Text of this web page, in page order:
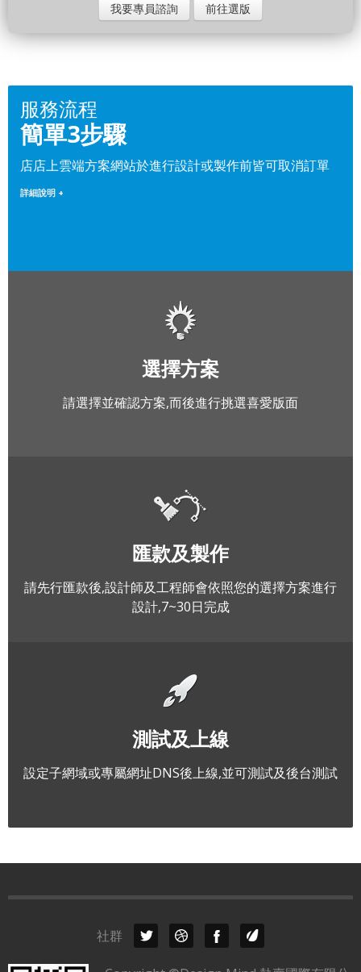
我要專員諮詢 前往選版
服務流程
簡單3步驟
店店上雲端方案網站於進行設計或製作前皆可取消訂單
詳細說明 +
選擇方案
請選擇並確認方案,而後進行挑選喜愛版面
匯款及製作
請先行匯款後,設計師及工程師會依照您的選擇方案進行
設計,7~30日完成
測試及上線
設定子網域或專屬網址DNS後上線,並可測試及後台測試
社群